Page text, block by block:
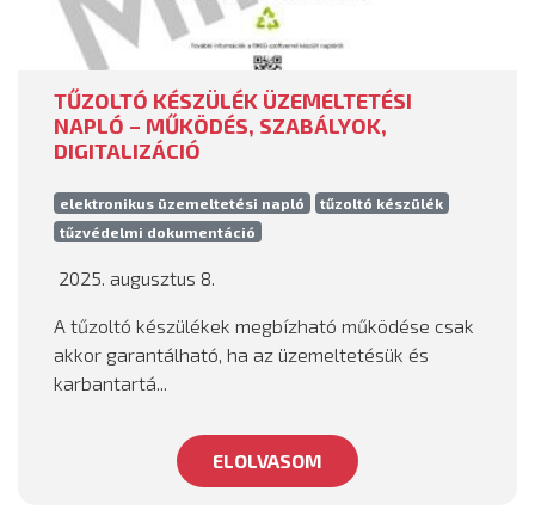
TŰZOLTÓ KÉSZÜLÉK ÜZEMELTETÉSI
NAPLÓ – MŰKÖDÉS, SZABÁLYOK,
DIGITALIZÁCIÓ
elektronikus üzemeltetési napló
tűzoltó készülék
tűzvédelmi dokumentáció
2025. augusztus 8.
A tűzoltó készülékek megbízható működése csak
akkor garantálható, ha az üzemeltetésük és
karbantartá...
ELOLVASOM